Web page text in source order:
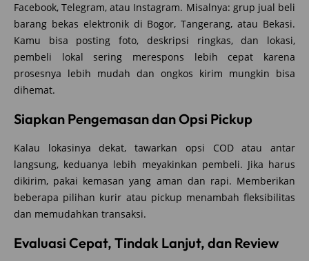
Facebook, Telegram, atau Instagram. Misalnya: grup jual beli
barang bekas elektronik di Bogor, Tangerang, atau Bekasi.
Kamu bisa posting foto, deskripsi ringkas, dan lokasi,
pembeli lokal sering merespons lebih cepat karena
prosesnya lebih mudah dan ongkos kirim mungkin bisa
dihemat.
Siapkan Pengemasan dan Opsi Pickup
Kalau lokasinya dekat, tawarkan opsi COD atau antar
langsung, keduanya lebih meyakinkan pembeli. Jika harus
dikirim, pakai kemasan yang aman dan rapi. Memberikan
beberapa pilihan kurir atau pickup menambah fleksibilitas
dan memudahkan transaksi.
Evaluasi Cepat, Tindak Lanjut, dan Review